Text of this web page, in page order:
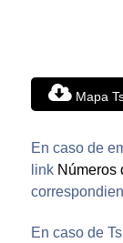
Mapa
En caso de
link Números
En caso de